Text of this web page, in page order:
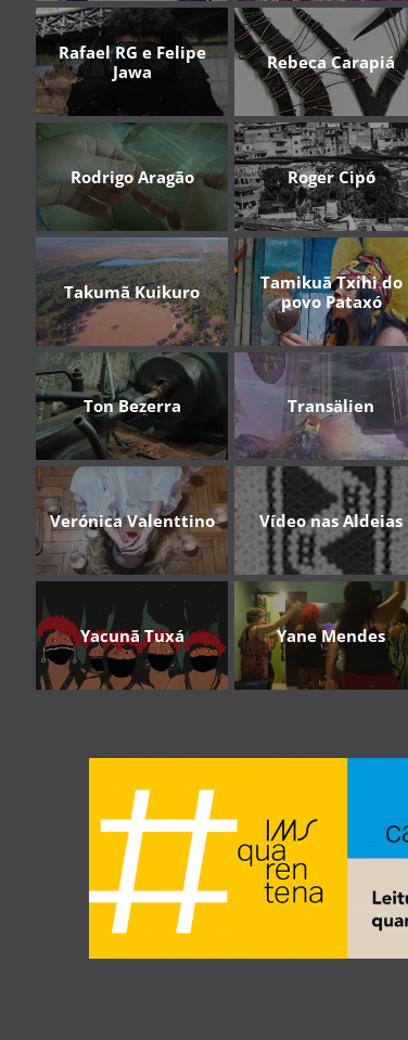
Rafael RG e Felipe
Jawa
Rebeca Carapiá
Rodrigo Aragão Roger Cipó
Takumã Kuikuro
Tamikuã Txihi do
povo Pataxó
Ton Bezerra Transälien
Verónica Valenttino Vídeo nas Aldeias
Yacunã Tuxá Yane Mendes